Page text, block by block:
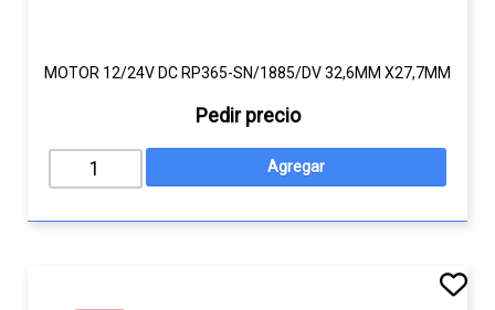
MOTOR 12/24V DC RP365-SN/1885/DV 32,6MM X27,7MM
Pedir precio